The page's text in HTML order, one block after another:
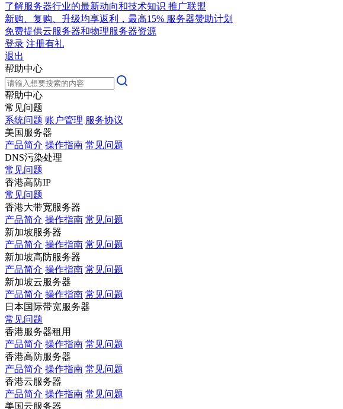
了解服务器行业的最新动向和技术知识 推广联盟
新购、复购、升级均享返利，最高15% 服务器赞助计划
免费提供云服务器和物理服务器资源
登录 注册有礼
退出
帮助中心
帮助中心
常见问题
系统问题 账户管理 服务协议
美国服务器
产品简介 操作指南 常见问题
DNS污染处理
常见问题
香港高防IP
常见问题
香港大带宽服务器
产品简介 操作指南 常见问题
新加坡服务器
产品简介 操作指南 常见问题
新加坡高防服务器
产品简介 操作指南 常见问题
新加坡云服务器
产品简介 操作指南 常见问题
日本国际带宽服务器
常见问题
香港服务器租用
产品简介 操作指南 常见问题
香港高防服务器
产品简介 操作指南 常见问题
香港云服务器
产品简介 操作指南 常见问题
美国云服务器